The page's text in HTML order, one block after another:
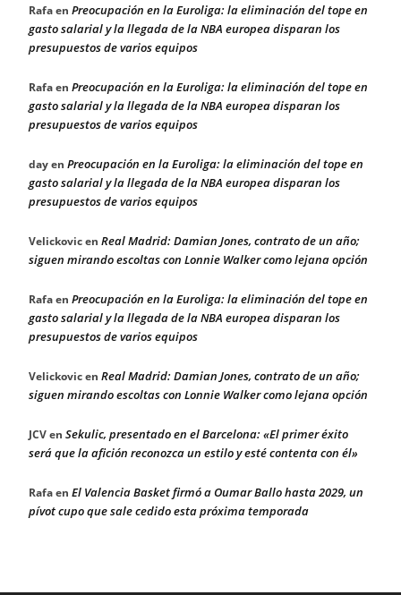
Rafaen Preocupación en la Euroliga: la eliminación del tope en
gasto salarial y la llegada de la NBA europea disparan los
presupuestos de varios equipos
Rafaen Preocupación en la Euroliga: la eliminación del tope en
gasto salarial y la llegada de la NBA europea disparan los
presupuestos de varios equipos
dayen Preocupación en la Euroliga: la eliminación del tope en
gasto salarial y la llegada de la NBA europea disparan los
presupuestos de varios equipos
Velickovicen Real Madrid: Damian Jones, contrato de un año;
siguen mirando escoltas con Lonnie Walker como lejana opción
Rafaen Preocupación en la Euroliga: la eliminación del tope en
gasto salarial y la llegada de la NBA europea disparan los
presupuestos de varios equipos
Velickovicen Real Madrid: Damian Jones, contrato de un año;
siguen mirando escoltas con Lonnie Walker como lejana opción
JCVen Sekulic, presentado en el Barcelona: «El primer éxito
será que la afición reconozca un estilo y esté contenta con él»
Rafaen El Valencia Basket firmó a Oumar Ballo hasta 2029, un
pívot cupo que sale cedido esta próxima temporada